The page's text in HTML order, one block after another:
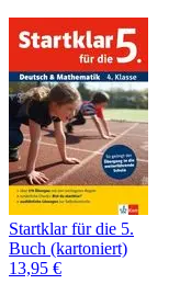
Startklar für die 5.
Buch (kartoniert)
13,95 €